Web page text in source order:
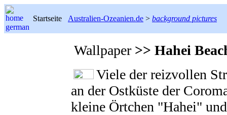
Startseite Australien-Ozeanien.de > background pictures
Wallpaper >> Hahei
Viele der reizvollen
an der Ostküste der
kleine Örtchen "Hahei"